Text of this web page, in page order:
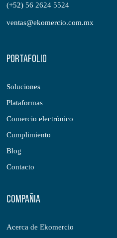
(+52) 56 2624 5524
ventas@ekomercio.com.mx
PORTAFOLIO
Soluciones
Plataformas
Comercio electrónico
Cumplimiento
Blog
Contacto
COMPAÑIA
Acerca de Ekomercio